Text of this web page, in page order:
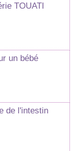
TOUATI
un bébé
de l'intestin